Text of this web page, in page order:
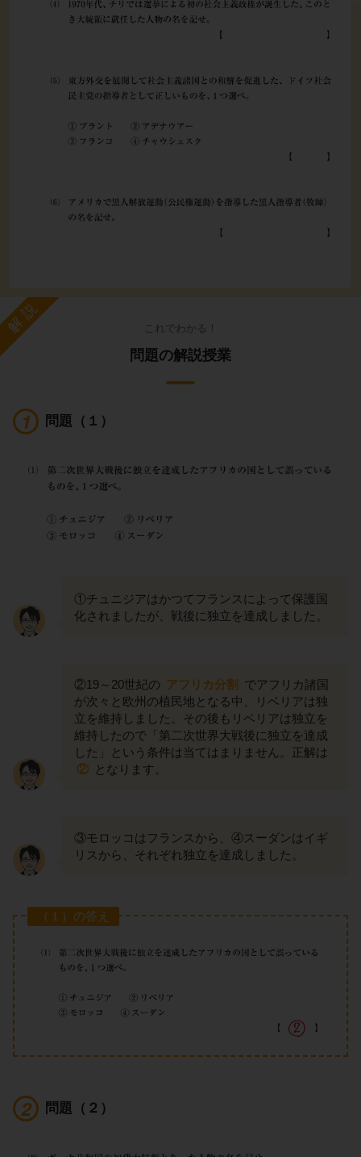
解説 これでわかる！
問題の解説授業
問題（１）
①チュニジアはかつてフランスによって保護国
化されましたが、戦後に独立を達成しました。
②19～20世紀の アフリカ分割
でアフリカ諸国
が次々と欧州の植民地となる中、リベリアは独
立を維持しました。その後もリベリアは独立を
維持したので「第二次世界大戦後に独立を達成
した」という条件は当てはまりません。正解は
② となります。
③モロッコはフランスから、④スーダンはイギ
リスから、それぞれ独立を達成しました。
（１）の答え
問題（２）